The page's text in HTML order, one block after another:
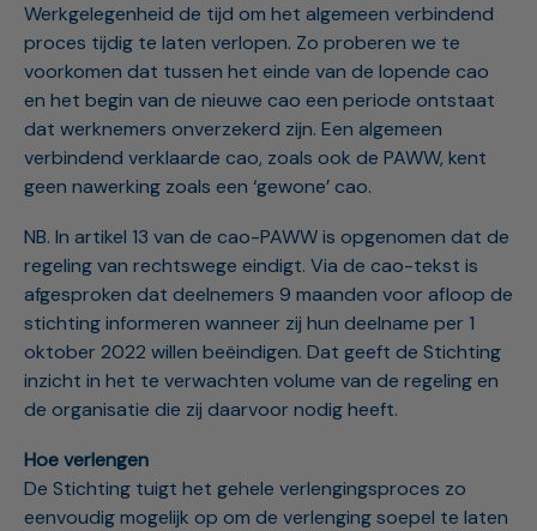
Werkgelegenheid de tijd om het algemeen verbindend
proces tijdig te laten verlopen. Zo proberen we te
voorkomen dat tussen het einde van de lopende cao
en het begin van de nieuwe cao een periode ontstaat
dat werknemers onverzekerd zijn. Een algemeen
verbindend verklaarde cao, zoals ook de PAWW, kent
geen nawerking zoals een ‘gewone’ cao.
NB. In artikel 13 van de cao-PAWW is opgenomen dat de
regeling van rechtswege eindigt. Via de cao-tekst is
afgesproken dat deelnemers 9 maanden voor afloop de
stichting informeren wanneer zij hun deelname per 1
oktober 2022 willen beëindigen. Dat geeft de Stichting
inzicht in het te verwachten volume van de regeling en
de organisatie die zij daarvoor nodig heeft.
Hoe verlengen
De Stichting tuigt het gehele verlengingsproces zo
eenvoudig mogelijk op om de verlenging soepel te laten